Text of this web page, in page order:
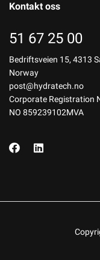
Kontakt oss
51 67 25 00
Bedriftsveien 15, 4313
Norway
post@hydratech.no
Corporate Registration
NO 859239102MVA